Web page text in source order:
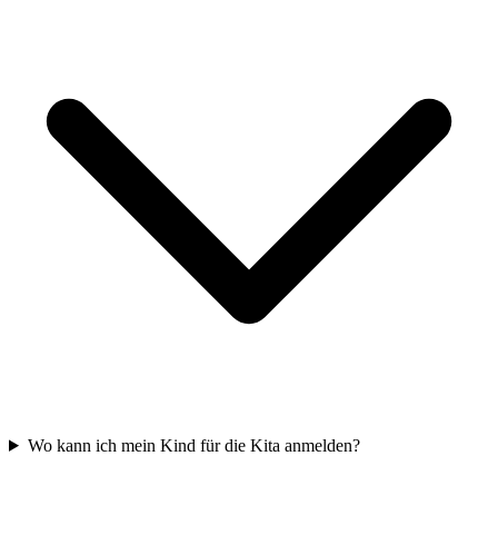
Wo kann ich mein Kind für die Kita anmelden?